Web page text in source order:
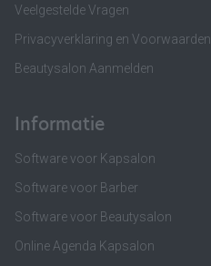
Veelgestelde Vragen
Privacyverklaring en Voorwaarden
Beautysalon Aanmelden
Informatie
Software voor Kapsalon
Software voor Barber
Software voor Beautysalon
Online Agenda Kapsalon